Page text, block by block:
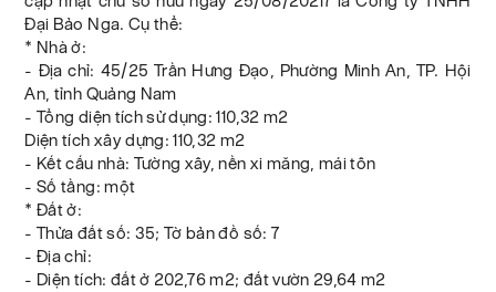
Đại Bảo Nga. Cụ thể:
* Nhà ở:
- Địa chỉ: 45/25 Trần Hưng Đạo, Phường Minh An, TP. Hội
An, tỉnh Quảng Nam
- Tổng diện tích sử dụng: 110,32 m2
Diện tích xây dựng: 110,32 m2
- Kết cấu nhà: Tường xây, nền xi măng, mái tôn
- Số tầng: một
* Đất ở:
- Thửa đất số: 35; Tờ bản đồ số: 7
- Địa chỉ:
- Diện tích: đất ở 202,76 m2; đất vườn 29,64 m2